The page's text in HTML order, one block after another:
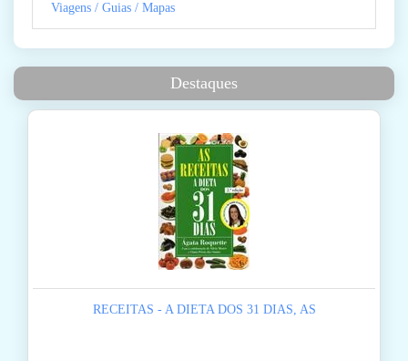
Viagens / Guias / Mapas
Destaques
RECEITAS - A DIETA DOS 31 DIAS, AS